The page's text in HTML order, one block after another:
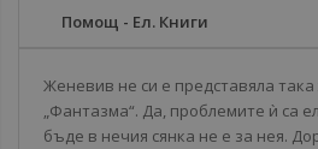
Помощ - Ел. Книги
Женевив не си е представяла
„Фантазма“. Да, проблемите ѝ са
бъде в нечия сянка не е за нея.